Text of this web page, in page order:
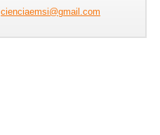
cienciaemsi@gmai l.com